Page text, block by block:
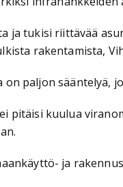
ja tukisi riittävää
rakentamista,
paljon sääntelyä,
pitäisi kuulua
ja